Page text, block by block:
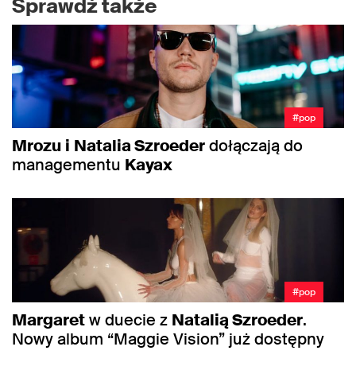
Sprawdź także
#pop
Mrozu i Natalia Szroederdołączają do
managementu Kayax
#pop
Margaretw duecie z Natalią Szroeder.
Nowy album “Maggie Vision” już dostępny